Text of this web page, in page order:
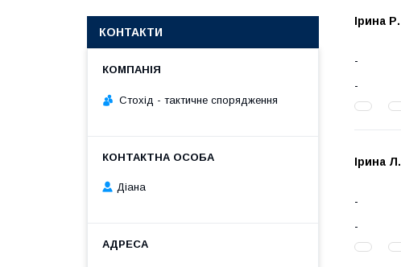
Ірина Р.
Ірина Л.
КОНТАКТИ
Стохід - тактичне спорядження
Діана